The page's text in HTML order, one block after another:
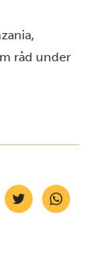
råd under